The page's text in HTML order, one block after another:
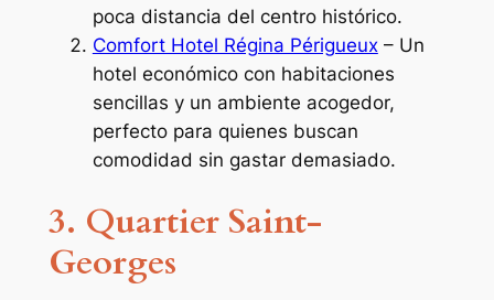
poca distancia del centro histórico.
Comfort Hotel Régina Périgueux– Un
hotel económico con habitaciones
sencillas y un ambiente acogedor,
perfecto para quienes buscan
comodidad sin gastar demasiado.
3. Quartier Saint-
Georges